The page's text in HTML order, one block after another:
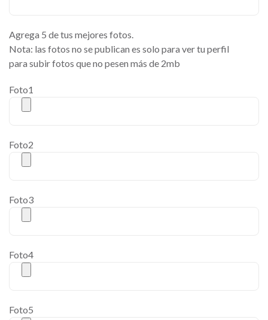
Agrega 5 de tus mejores fotos.
Nota: las fotos no se publican es solo para ver tu perfil
para subir fotos que no pesen más de 2mb
Foto1
Foto2
Foto3
Foto4
Foto5